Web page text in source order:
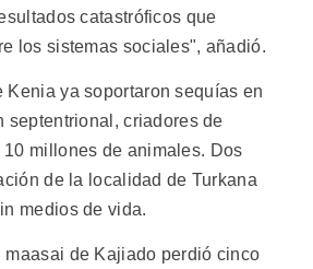
catastróficos que
los sistemas sociales", añadió.
Kenia ya soportaron sequías en
septentrional, criadores de
millones de animales. Dos
de la localidad de Turkana
medios de vida.
maasai de Kajiado perdió cinco